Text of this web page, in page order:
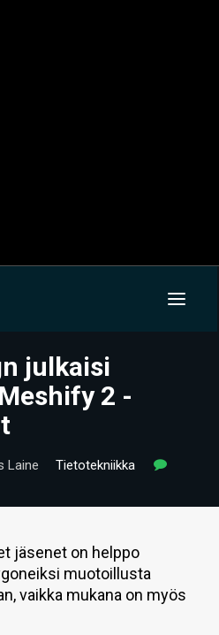
julkaisi
2 -
Laine
Tietotekniikka
jäsenet on helppo
muotoillusta
vaikka mukana on myös